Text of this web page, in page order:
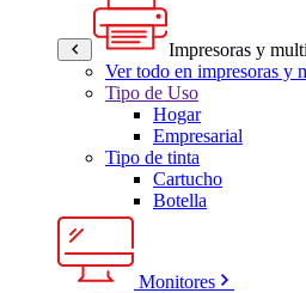
Impresoras y
Ver todo en impresoras y
Tipo de Uso
Hogar
Empresarial
Tipo de tinta
Cartucho
Botella
Monitores